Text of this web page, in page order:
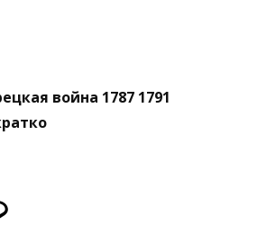
война 1787 1791